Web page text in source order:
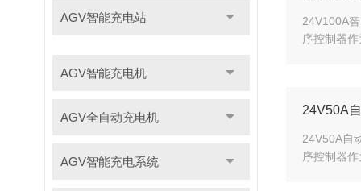
AGV智能充电站
AGV智能充电机
AGV全自动充电机
AGV智能充电系统
24V100A
序控制器
24V50A
24V50A自
序控制器